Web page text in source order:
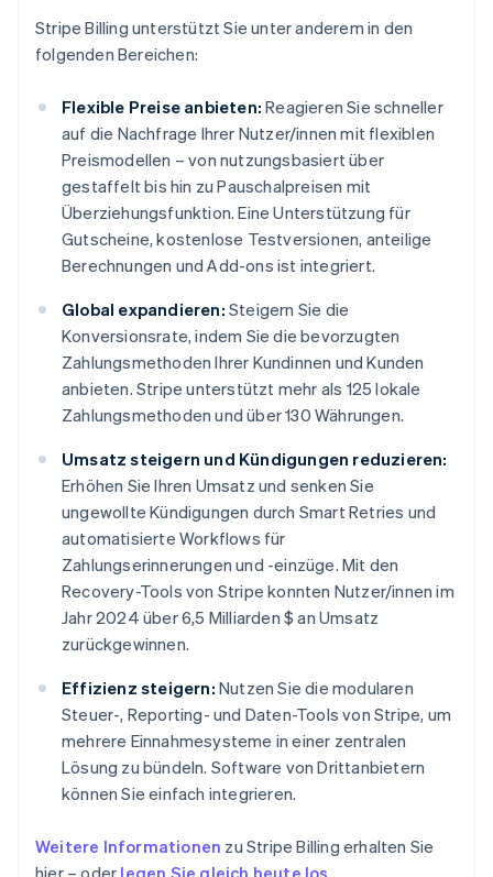
Stripe Billing unterstützt Sie unter anderem in den
folgenden Bereichen:
Flexible Preise anbieten: Reagieren Sie schneller
auf die Nachfrage Ihrer Nutzer/innen mit flexiblen
Preismodellen – von nutzungsbasiert über
gestaffelt bis hin zu Pauschalpreisen mit
Überziehungsfunktion. Eine Unterstützung für
Gutscheine, kostenlose Testversionen, anteilige
Berechnungen und Add-ons ist integriert.
Global expandieren: Steigern Sie die
Konversionsrate, indem Sie die bevorzugten
Zahlungsmethoden Ihrer Kundinnen und Kunden
anbieten. Stripe unterstützt mehr als 125 lokale
Zahlungsmethoden und über 130 Währungen.
Umsatz steigern und Kündigungen reduzieren:
Erhöhen Sie Ihren Umsatz und senken Sie
ungewollte Kündigungen durch Smart Retries und
automatisierte Workflows für
Zahlungserinnerungen und -einzüge. Mit den
Recovery-Tools von Stripe konnten Nutzer/innen im
Jahr 2024 über 6,5 Milliarden $ an Umsatz
zurückgewinnen.
Effizienz steigern: Nutzen Sie die modularen
Steuer-, Reporting- und Daten-Tools von Stripe, um
mehrere Einnahmesysteme in einer zentralen
Lösung zu bündeln. Software von Drittanbietern
können Sie einfach integrieren.
Weitere Informationen zu Stripe Billing erhalten Sie